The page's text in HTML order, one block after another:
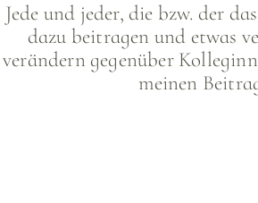
Für mich ist es neben den
"leise Trauma", auf dass
unbewusste Muster,
insbesondere
Jede und jeder, die bzw. der
dazu beitragen und etwas
verändern gegenüber
meinen